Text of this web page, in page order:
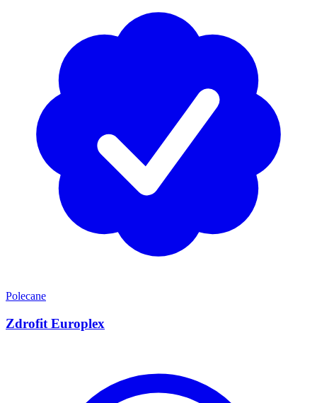
Polecane
Zdrofit Europlex